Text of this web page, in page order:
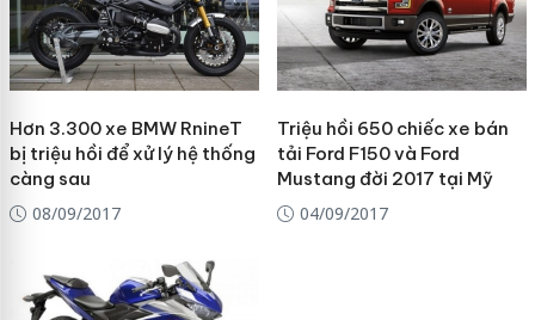
Hơn 3.300 xe BMW RnineT
bị triệu hồi để xử lý hệ thống
càng sau
08/09/2017
Triệu hồi 650 chiếc xe bán
tải Ford F150 và Ford
Mustang đời 2017 tại Mỹ
04/09/2017